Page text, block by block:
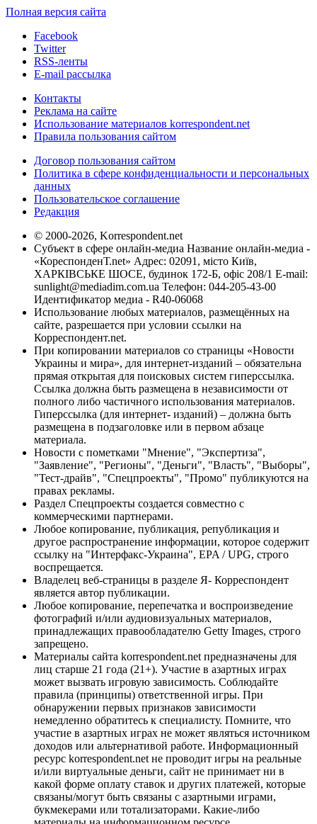
Полная версия сайта
Facebook
Twitter
RSS-ленты
E-mail рассылка
Контакты
Реклама на сайте
Использование материалов korrespondent.net
Правила пользования сайтом
Договор пользования сайтом
Политика в сфере конфиденциальности и персональных
данных
Пользовательское соглашение
Редакция
© 2000-2026, Korrespondent.net
Субъект в сфере онлайн-медиа Название онлайн-медиа -
«КореспонденТ.net» Адрес: 02091, місто Київ,
ХАРКІВСЬКЕ ШОСЕ, будинок 172-Б, офіс 208/1 E-mail:
sunlight@mediadim.com.ua Телефон: 044-205-43-00
Идентификатор медиа - R40-06068
Использование любых материалов, размещённых на
сайте, разрешается при условии ссылки на
Корреспондент.net.
При копировании материалов со страницы «Новости
Украины и мира», для интернет-изданий – обязательна
прямая открытая для поисковых систем гиперссылка.
Ссылка должна быть размещена в независимости от
полного либо частичного использования материалов.
Гиперссылка (для интернет- изданий) – должна быть
размещена в подзаголовке или в первом абзаце
материала.
Новости с пометками "Мнение", "Экспертиза",
"Заявление", "Регионы", "Деньги", "Власть", "Выборы",
"Тест-драйв", "Спецпроекты", "Промо" публикуются на
правах рекламы.
Раздел Спецпроекты создается совместно с
коммерческими партнерами.
Любое копирование, публикация, републикация и
другое распространение информации, которое содержит
ссылку на "Интерфакс-Украина", EPA / UPG, строго
воспрещается.
Владелец веб-страницы в разделе Я- Корреспондент
является автор публикации.
Любое копирование, перепечатка и воспроизведение
фотографий и/или аудиовизуальных материалов,
принадлежащих правообладателю Getty Images, строго
запрещено.
Материалы сайта korrespondent.net предназначены для
лиц старше 21 года (21+). Участие в азартных играх
может вызвать игровую зависимость. Соблюдайте
правила (принципы) ответственной игры. При
обнаружении первых признаков зависимости
немедленно обратитесь к специалисту. Помните, что
участие в азартных играх не может являться источником
доходов или альтернативой работе. Информационный
ресурс korrespondent.net не проводит игры на реальные
и/или виртуальные деньги, сайт не принимает ни в
какой форме оплату ставок и других платежей, которые
связаны/могут быть связаны с азартными играми,
букмекерами или тотализаторами. Какие-либо